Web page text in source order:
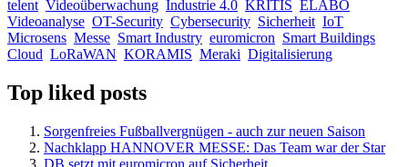
telent Videoüberwachung Industrie 4.0 KRITIS ELABO
Videoanalyse OT-Security Cybersecurity Sicherheit IoT
Microsens Messe Smart Industry euromicron Smart Buildings
Cloud LoRaWAN KORAMIS Meraki Digitalisierung
Top liked posts
Sorgenfreies Fußballvergnügen - auch zur neuen Saison
Nachklapp HANNOVER MESSE: Das Team war der Star